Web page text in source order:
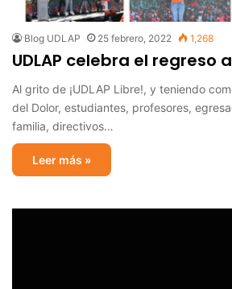
Blog UDLAP 25 febrero, 2022 1,268
UDLAP celebra el regreso
Al grito de ¡UDLAP Libre!, y teniendo
del Dolor, estudiantes, profesores,
familia, directivos…
Leer más »